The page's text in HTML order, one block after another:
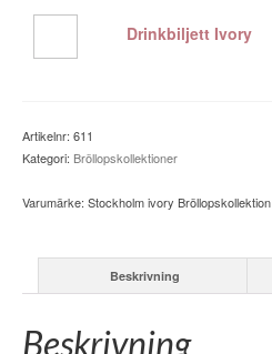
mängd
110
220
Drinkbiljett Ivory
Artikelnr: 611
Kategori: Bröllopskollektioner
Varumärke: Stockholm ivory Bröllopskollektion
Beskrivning
Beskrivning